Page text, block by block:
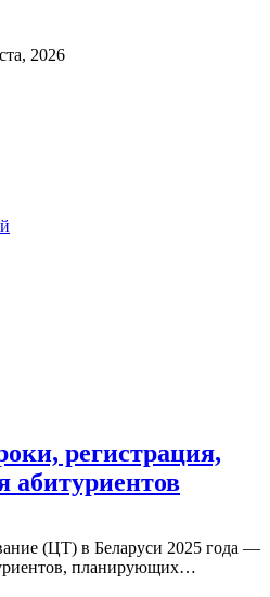
2026
регистрация,
абитуриентов
(ЦТ) в Беларуси 2025 года —
планирующих…